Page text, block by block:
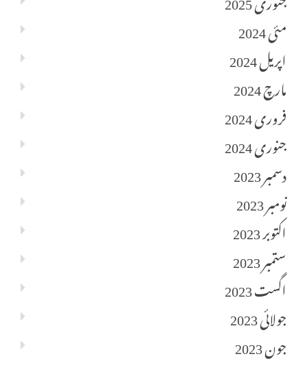
مئی 2024
اپریل 2024
مارچ 2024
فروری 2024
جنوری 2024
دسمبر 2023
نومبر 2023
اکتوبر 2023
ستمبر 2023
اگست 2023
جولائی 2023
جون 2023